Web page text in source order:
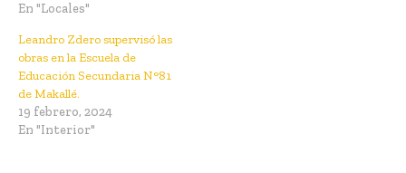
En "Locales"
Leandro Zdero supervisó las
obras en la Escuela de
Educación Secundaria N°81
de Makallé.
19 febrero, 2024
En "Interior"